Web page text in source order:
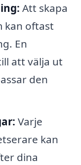
Att skapa
kan oftast
En
att välja ut
den
Varje
kan
dina